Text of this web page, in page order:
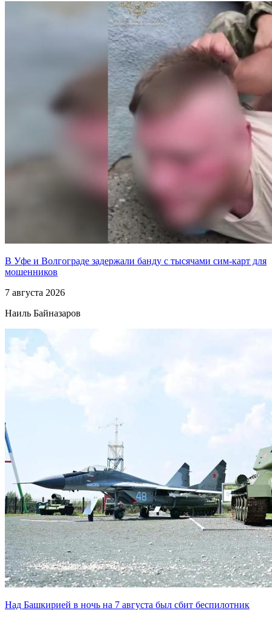
В Уфе и Волгограде задержали банду с тысячами сим-карт для
мошенников
7 августа 2026
Наиль Байназаров
Над Башкирией в ночь на 7 августа был сбит беспилотник